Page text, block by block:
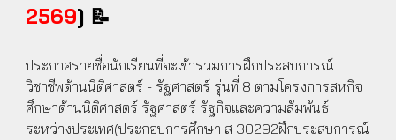
2569] 📝
ประกาศรายชื่อนักเรียนที่จะเข้าร่วมการฝึกประสบการณ์
วิชาชีพด้านนิติศาสตร์ - รัฐศาสตร์ รุ่นที่ 8 ตามโครงการสหกิจ
ศึกษาด้านนิติศาสตร์ รัฐศาสตร์ รัฐกิจและความสัมพันธ์
ระหว่างประเทศ(ประกอบการศึกษา ส 30292ฝึกประสบการณ์